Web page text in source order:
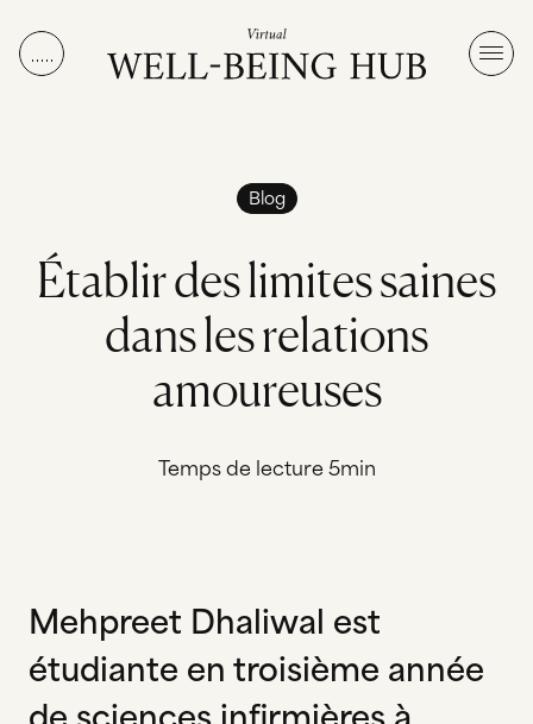
Blog
Établirdeslimitessaines
danslesrelations
amoureuses
Temps de lecture 5min
Mehpreet Dhaliwal est
étudiante en troisième année